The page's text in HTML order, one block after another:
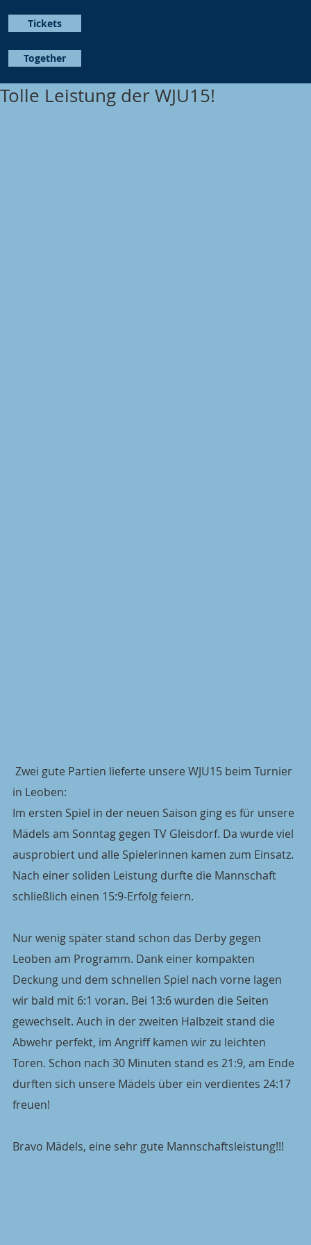
Together
Tickets
Tolle Leistung der WJU15!
in Leoben:
Im ersten Spiel in der neuen Saison ging es für unsere
Mädels am Sonntag gegen TV Gleisdorf. Da wurde viel
ausprobiert und alle Spielerinnen kamen zum Einsatz.
Nach einer soliden Leistung durfte die Mannschaft
schließlich einen 15:9-Erfolg feiern.
Nur wenig später stand schon das Derby gegen
Leoben am Programm. Dank einer kompakten
Deckung und dem schnellen Spiel nach vorne lagen
wir bald mit 6:1 voran. Bei 13:6 wurden die Seiten
gewechselt. Auch in der zweiten Halbzeit stand die
Abwehr perfekt, im Angriff kamen wir zu leichten
Toren. Schon nach 30 Minuten stand es 21:9, am Ende
durften sich unsere Mädels über ein verdientes 24:17
freuen!
Bravo Mädels, eine sehr gute Mannschaftsleistung!!!